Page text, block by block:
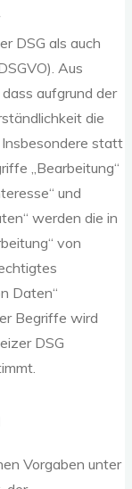
DSG als auch
Aus
aufgrund der
die
statt
„Bearbeitung“
und
werden die in
von
Daten“
Begriffe wird
DSG
Vorgaben unter